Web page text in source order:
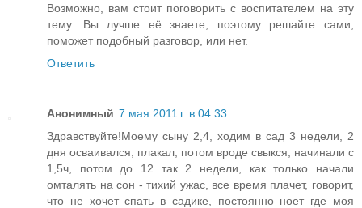
Возможно, вам стоит поговорить с воспитателем на эту
тему. Вы лучше её знаете, поэтому решайте сами,
поможет подобный разговор, или нет.
Ответить
Анонимный 7 мая 2011 г. в 04:33
Здравствуйте!Моему сыну 2,4, ходим в сад 3 недели, 2
дня осваивался, плакал, потом вроде свыкся, начинали с
1,5ч, потом до 12 так 2 недели, как только начали
омталять на сон - тихий ужас, все время плачет, говорит,
что не хочет спать в садике, постоянно ноет где моя